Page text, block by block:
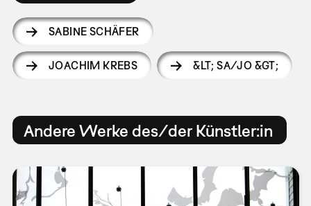
SABINE SCHÄFER
JOACHIM KREBS &LT; SA/JO &GT;
Andere Werke des/der Künstler:in